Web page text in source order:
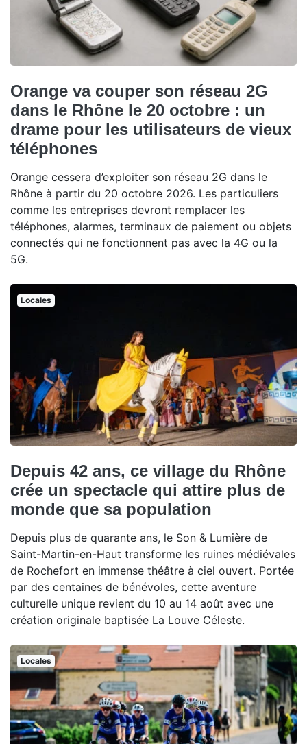
Orange va couper son réseau 2G
dans le Rhône le 20 octobre : un
drame pour les utilisateurs de vieux
téléphones
Orange cessera d’exploiter son réseau 2G dans le
Rhône à partir du 20 octobre 2026. Les particuliers
comme les entreprises devront remplacer les
téléphones, alarmes, terminaux de paiement ou objets
connectés qui ne fonctionnent pas avec la 4G ou la
5G.
Locales
Depuis 42 ans, ce village du Rhône
crée un spectacle qui attire plus de
monde que sa population
Depuis plus de quarante ans, le Son & Lumière de
Saint-Martin-en-Haut transforme les ruines médiévales
de Rochefort en immense théâtre à ciel ouvert. Portée
par des centaines de bénévoles, cette aventure
culturelle unique revient du 10 au 14 août avec une
création originale baptisée La Louve Céleste.
Locales